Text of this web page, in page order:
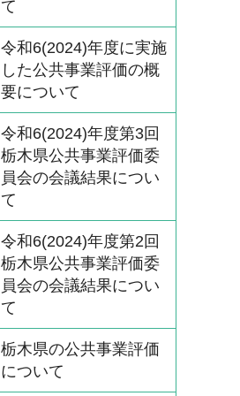
て
令和6(2024)年度に実施
した公共事業評価の概
要について
令和6(2024)年度第3回
栃木県公共事業評価委
員会の会議結果につい
て
令和6(2024)年度第2回
栃木県公共事業評価委
員会の会議結果につい
て
栃木県の公共事業評価
について